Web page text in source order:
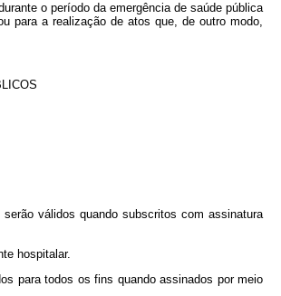
o período da emergência de saúde pública
para a realização de atos que, de outro modo,
válidos quando subscritos com assinatura
hospitalar.
para todos os fins quando assinados por meio